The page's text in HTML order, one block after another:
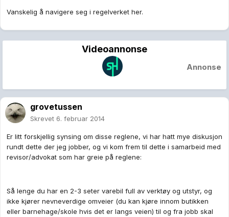
Vanskelig å navigere seg i regelverket her.
Videoannonse
Annonse
grovetussen
Skrevet 6. februar 2014
Er litt forskjellig synsing om disse reglene, vi har hatt mye diskusjon
rundt dette der jeg jobber, og vi kom frem til dette i samarbeid med
revisor/advokat som har greie på reglene:
Så lenge du har en 2-3 seter varebil full av verktøy og utstyr, og
ikke kjører nevneverdige omveier (du kan kjøre innom butikken
eller barnehage/skole hvis det er langs veien) til og fra jobb skal